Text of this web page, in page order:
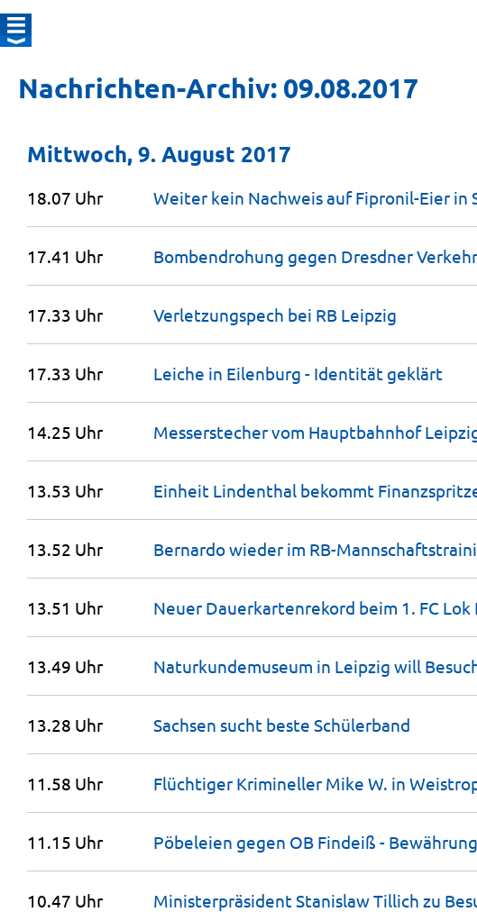
Nachrichten-Archiv: 09.08.2017
Mittwoch, 9. August 2017
18.07 Uhr Weiter kein Nachweis auf Fipronil-Eier in
17.41 Uhr Bombendrohung gegen Dresdner
17.33 Uhr Verletzungspech bei RB Leipzig
17.33 Uhr Leiche in Eilenburg - Identität geklärt
14.25 Uhr Messerstecher vom Hauptbahnhof
13.53 Uhr Einheit Lindenthal bekommt
13.52 Uhr Bernardo wieder im RB-
13.51 Uhr Neuer Dauerkar­tenrekord beim 1. FC Lok
13.49 Uhr Naturkun­demuseum in Leipzig will
13.28 Uhr Sachsen sucht beste Schülerband
11.58 Uhr Flüchtiger Krimineller Mike W. in
11.15 Uhr Pöbeleien gegen OB Findeiß -
10.47 Uhr Minister­präsident Stanislaw Tillich zu